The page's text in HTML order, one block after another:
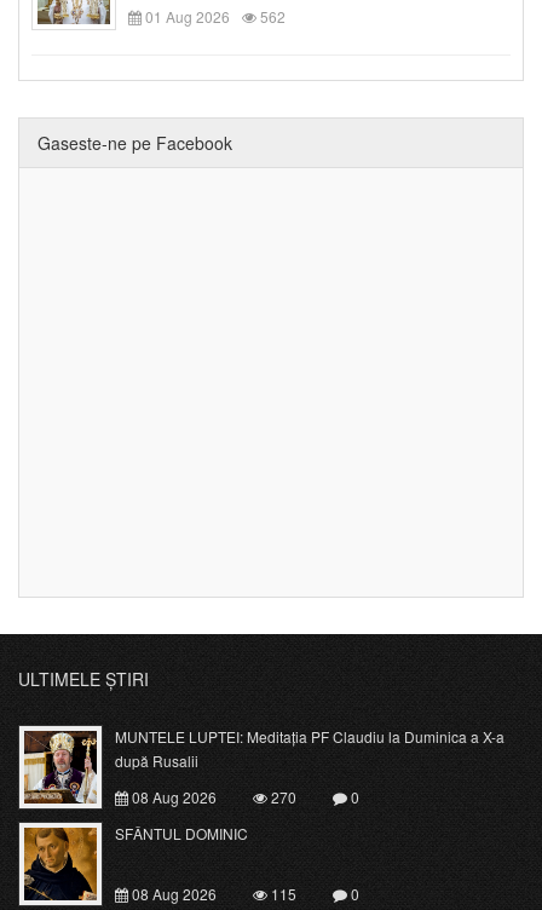
01 Aug 2026
562
Gaseste-ne pe Facebook
ULTIMELE ȘTIRI
MUNTELE LUPTEI: Meditația PF Claudiu la Duminica a X-a
după Rusalii
08 Aug 2026
270
0
SFÂNTUL DOMINIC
08 Aug 2026 115 0